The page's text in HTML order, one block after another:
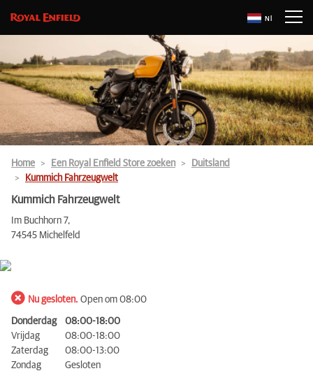
Nl
Home Een Royal Enfield Store zoeken
Duitsland
Kummich Fahrzeugwelt
Kummich Fahrzeugwelt
Im Buchhorn 7,
74545 Michelfeld
Nu gesloten. Open om 08:00
Donderdag
08:00-18:00
Vrijdag
08:00-18:00
Zaterdag
08:00-13:00
Zondag
Gesloten